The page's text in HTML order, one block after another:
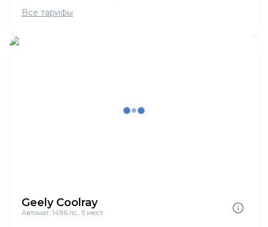
Все тарифы
Geely Coolray
Автомат, 149.6 лс., 5 мест